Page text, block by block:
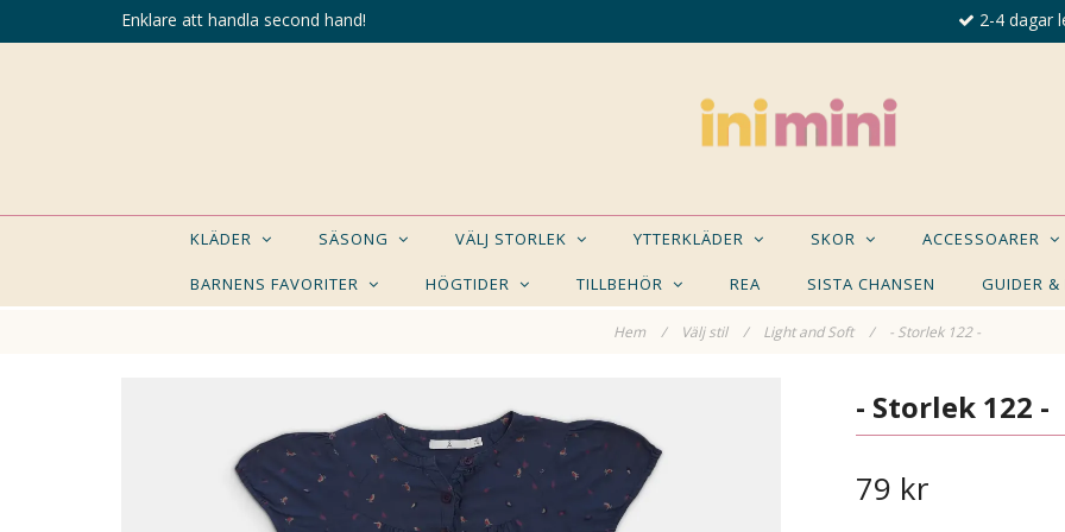
Enklare att handla second hand! 2-4 dagar
KLÄDER SÄSONG VÄLJ STORLEK YTTERKLÄDER SKOR ACCESSOARER
BARNENS FAVORITER HÖGTIDER TILLBEHÖR REA SISTA CHANSEN GUIDER &
Hem / Välj stil / Light and Soft / - Storlek 122 -
KANSKE NÅGON AV DESSA PRODUKTER KAN- Storlek 122 -
79 kr